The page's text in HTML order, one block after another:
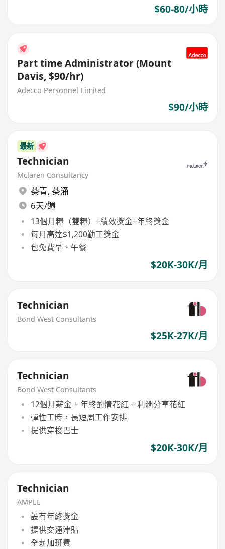
$60-80/小時
Part time Administrator (Mount
Davis, $90/hr)
Adecco Personnel Limited
$90/小時
最新
Technician
Mclaren Consultancy
葵青, 葵涌
6天/週
13個月糧（雙糧）+績效獎金+年終獎金
每月高達$1,200勤工獎金
包免費早、午餐
$20K-30K/月
Technician
Bond West Consultants
$25K-27K/月
Technician
Bond West Consultants
12個月薪金 + 年終酌情花紅 + 利潤分享花紅
彈性工時，長短周工作安排
提供穿梭巴士
$20K-30K/月
Technician
AMPLE
設有年終獎金
提供交通津貼
全薪加班費